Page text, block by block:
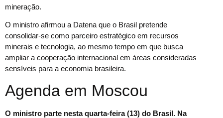
mineração.
O ministro afirmou a Datena que o Brasil pretende
consolidar-se como parceiro estratégico em recursos
minerais e tecnologia, ao mesmo tempo em que busca
ampliar a cooperação internacional em áreas consideradas
sensíveis para a economia brasileira.
Agenda em Moscou
O ministro parte nesta quarta-feira (13) do Brasil. Na